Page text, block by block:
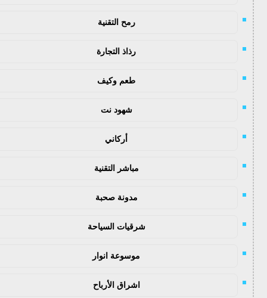
رمح التقنية
رذاذ التجارة
طعم وكيف
شهود نت
أركاني
مباشر التقنية
مدونة صحبة
شرقيات السياحة
موسوعة انوار
اشراق الأرباح